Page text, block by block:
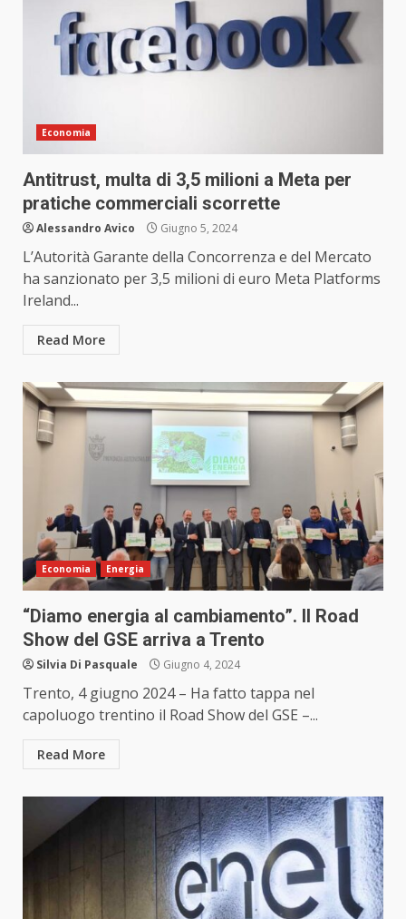
Economia
Antitrust, multa di 3,5 milioni a Meta per
pratiche commerciali scorrette
Alessandro Avico Giugno 5, 2024
L’Autorità Garante della Concorrenza e del Mercato
ha sanzionato per 3,5 milioni di euro Meta Platforms
Ireland...
Read More
Economia Energia
“Diamo energia al cambiamento”. Il Road
Show del GSE arriva a Trento
Silvia Di Pasquale Giugno 4, 2024
Trento, 4 giugno 2024 – Ha fatto tappa nel
capoluogo trentino il Road Show del GSE –...
Read More